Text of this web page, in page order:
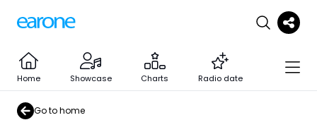
Home Showcase Charts Radio date
Go to home